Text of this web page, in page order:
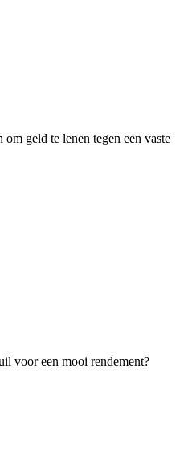
geld te lenen tegen een vaste
voor een mooi rendement?